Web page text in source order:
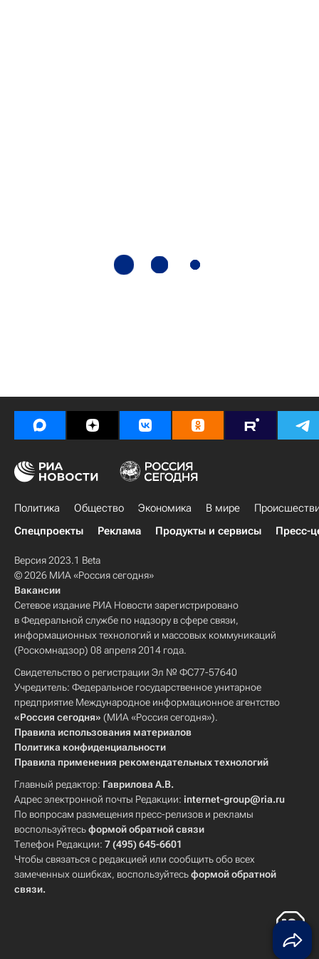
Политика Общество Экономика В мире
Спецпроекты
Реклама Продукты и сервисы Пресс-
Версия 2023.1 Beta
© 2026 МИА «Россия сегодня»
Вакансии
Сетевое издание РИА Новости зарегистрировано
в Федеральной службе по надзору в сфере связи,
информационных технологий и массовых коммуникаций
(Роскомнадзор) 08 апреля 2014 года.
Свидетельство о регистрации Эл № ФС77-57640
Учредитель: Федеральное государственное унитарное
предприятие Международное информационное агентство
«Россия сегодня» (МИА «Россия сегодня»).
Правила использования материалов
Политика конфиденциальности
Правила применения рекомендательных технологий
Главный редактор: Гаврилова А.В.
Адрес электронной почты Редакции: internet-group@ria.ru
По вопросам размещения пресс-релизов и рекламы
воспользуйтесьформой обратной связи
Телефон Редакции: 7 (495) 645-6601
Чтобы связаться с редакцией или сообщить обо всех
замеченных ошибках, воспользуйтесьформой обратной
связи.